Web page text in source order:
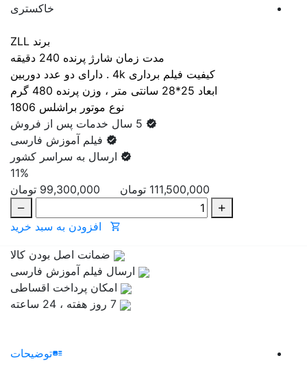
خاکستری
برند ZLL
مدت زمان شارژ پرنده 240 دقیقه
کیفیت فیلم برداری 4k . دارای دو عدد دوربین
ابعاد 25*28 سانتی متر ، وزن پرنده 480 گرم
نوع موتور براشلس 1806
5 سال خدمات پس از فروش
فیلم آموزش فارسی
ارسال به سراسر کشور
11%
111,500,000 تومان
99,300,000 تومان
افزودن به سبد خرید
ضمانت اصل بودن کالا
ارسال فیلم آموزش فارسی
امکان پرداخت اقساطی
7 روز هفته ، 24 ساعته
توضیحات